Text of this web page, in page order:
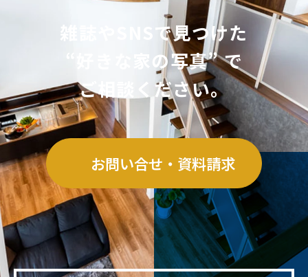
雑誌やSNSで見つけた
“好きな家の写真” で
ご相談ください。
お問い合せ・資料請求